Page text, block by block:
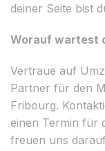
deiner Seite bist
Worauf wartest
Vertraue auf
Partner für den
Fribourg.
einen Termin für
freuen uns